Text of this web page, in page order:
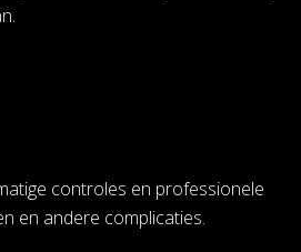
controles en professionele
en andere complicaties.